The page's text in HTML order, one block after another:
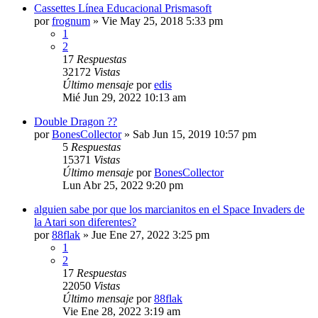
Cassettes Línea Educacional Prismasoft
porfrognum » Vie May 25, 2018 5:33 pm
1
2
17 Respuestas
32172 Vistas
Último mensaje poredis
Mié Jun 29, 2022 10:13 am
Double Dragon ??
porBonesCollector» Sab Jun 15, 2019 10:57 pm
5 Respuestas
15371 Vistas
Último mensaje porBonesCollector
Lun Abr 25, 2022 9:20 pm
alguien sabe por que los marcianitos en el Space Invaders de
la Atari son diferentes?
por88flak » Jue Ene 27, 2022 3:25 pm
1
2
17 Respuestas
22050 Vistas
Último mensaje por88flak
Vie Ene 28, 2022 3:19 am